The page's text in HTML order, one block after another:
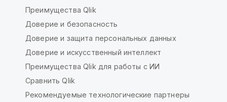
Преимущества Qlik
Доверие и безопасность
Доверие и защита персональных данных
Доверие и искусственный интеллект
Преимущества Qlik для работы с ИИ
Сравнить Qlik
Рекомендуемые технологические партнеры